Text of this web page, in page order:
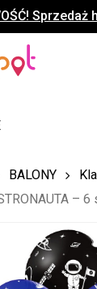
Sprzedaż
BALONY
– 6